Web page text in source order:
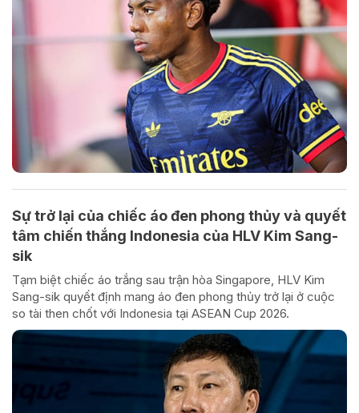
Sự trở lại của chiếc áo đen phong thủy và quyết
tâm chiến thắng Indonesia của HLV Kim Sang-
sik
Tạm biệt chiếc áo trắng sau trận hòa Singapore, HLV Kim
Sang-sik quyết định mang áo đen phong thủy trở lại ở cuộc
so tài then chốt với Indonesia tại ASEAN Cup 2026.